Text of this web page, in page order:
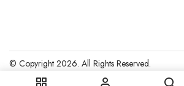
© Copyright 2026. All Rights Reserved.